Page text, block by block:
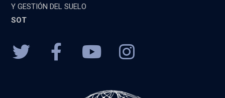
Y GESTIÓN DEL SUELO
SOT